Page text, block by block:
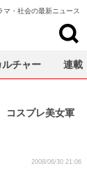
マ・社会の最新ニュース
コスプレ美女軍
2008/06/30 21:06
ルチャー 連載